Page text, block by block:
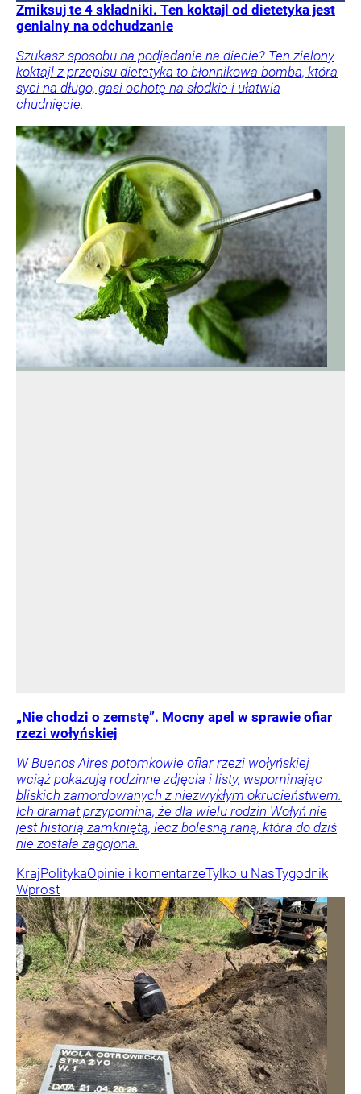
Zmiksuj te 4 składniki. Ten koktajl od dietetyka jest
genialny na odchudzanie
Szukasz sposobu na podjadanie na diecie? Ten zielony
koktajl z przepisu dietetyka to błonnikowa bomba, która
syci na długo, gasi ochotę na słodkie i ułatwia
chudnięcie.
„Nie chodzi o zemstę”. Mocny apel w sprawie ofiar
rzezi wołyńskiej
W Buenos Aires potomkowie ofiar rzezi wołyńskiej
wciąż pokazują rodzinne zdjęcia i listy, wspominając
bliskich zamordowanych z niezwykłym okrucieństwem.
Ich dramat przypomina, że dla wielu rodzin Wołyń nie
jest historią zamkniętą, lecz bolesną raną, która do dziś
nie została zagojona.
KrajPolitykaOpinie i komentarzeTylko u NasTygodnik
Wprost